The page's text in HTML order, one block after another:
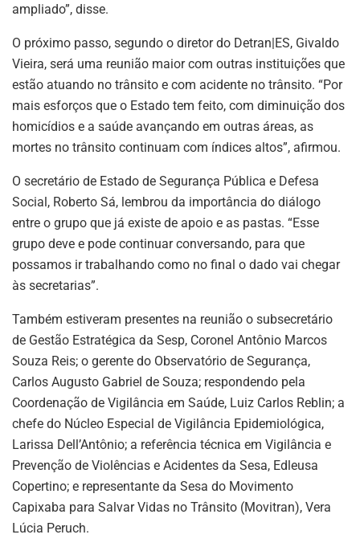
ampliado”, disse.
O próximo passo, segundo o diretor do Detran|ES, Givaldo
Vieira, será uma reunião maior com outras instituições que
estão atuando no trânsito e com acidente no trânsito. “Por
mais esforços que o Estado tem feito, com diminuição dos
homicídios e a saúde avançando em outras áreas, as
mortes no trânsito continuam com índices altos”, afirmou.
O secretário de Estado de Segurança Pública e Defesa
Social, Roberto Sá, lembrou da importância do diálogo
entre o grupo que já existe de apoio e as pastas. “Esse
grupo deve e pode continuar conversando, para que
possamos ir trabalhando como no final o dado vai chegar
às secretarias”.
Também estiveram presentes na reunião o subsecretário
de Gestão Estratégica da Sesp, Coronel Antônio Marcos
Souza Reis; o gerente do Observatório de Segurança,
Carlos Augusto Gabriel de Souza; respondendo pela
Coordenação de Vigilância em Saúde, Luiz Carlos Reblin; a
chefe do Núcleo Especial de Vigilância Epidemiológica,
Larissa Dell’Antônio; a referência técnica em Vigilância e
Prevenção de Violências e Acidentes da Sesa, Edleusa
Copertino; e representante da Sesa do Movimento
Capixaba para Salvar Vidas no Trânsito (Movitran), Vera
Lúcia Peruch.